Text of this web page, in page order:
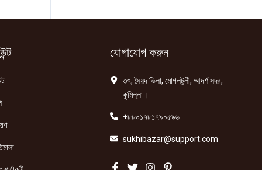
যোগাযোগ করুন
৩৭, সৈয়দ ভিলা, মোগলটুলী, আদর্শ সদর,
কুমিল্লা।
+৮৮০১৭৮১৭৯০৫৯৬
sukhibazar@support.com